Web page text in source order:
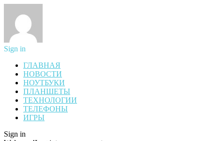
Sign in
ГЛАВНАЯ
НОВОСТИ
НОУТБУКИ
ПЛАНШЕТЫ
ТЕХНОЛОГИИ
ТЕЛЕФОНЫ
ИГРЫ
Sign in